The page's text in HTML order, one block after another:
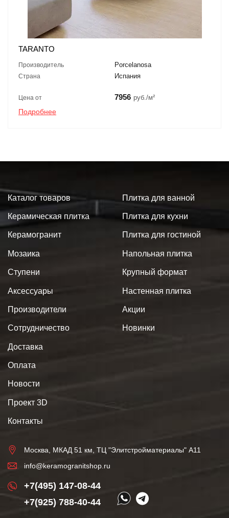
TARANTO
Производитель Porcelanosa
Страна Испания
Цена от 7956 руб./м²
Подробнее
Каталог товаров
Керамическая плитка
Керамогранит
Мозаика
Ступени
Аксессуары
Плитка для ванной
Плитка для кухни
Плитка для гостиной
Напольная плитка
Крупный формат
Настенная плитка
Производители
Сотрудничество
Доставка
Оплата
Новости
Проект 3D
Контакты
Акции
Новинки
Москва, МКАД 51 км, ТЦ "Элитстройматериалы" А11
info@keramogranitshop.ru
+7(495) 147-08-44
+7(925) 788-40-44